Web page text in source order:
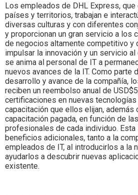
Los empleados de DHL Express,
países y territorios, trabajan e
diversas culturas y con diferentes
y proporcionan un gran servicio a los
de negocios altamente competitivo y
impulsar la innovación y un servicio
se anima al personal de IT a
nuevos avances de la IT. Como parte
desarrollo y avance de la compañía,
reciben un reembolso anual de
certificaciones en nuevas
capacitación que ellos elijan, además
capacitación pagada, en función de
profesionales de cada individuo. Esta
beneficios adicionales, tanto a la
empleados de IT, al introducirlos a la
ayudarlos a descubrir nuevas
existente.